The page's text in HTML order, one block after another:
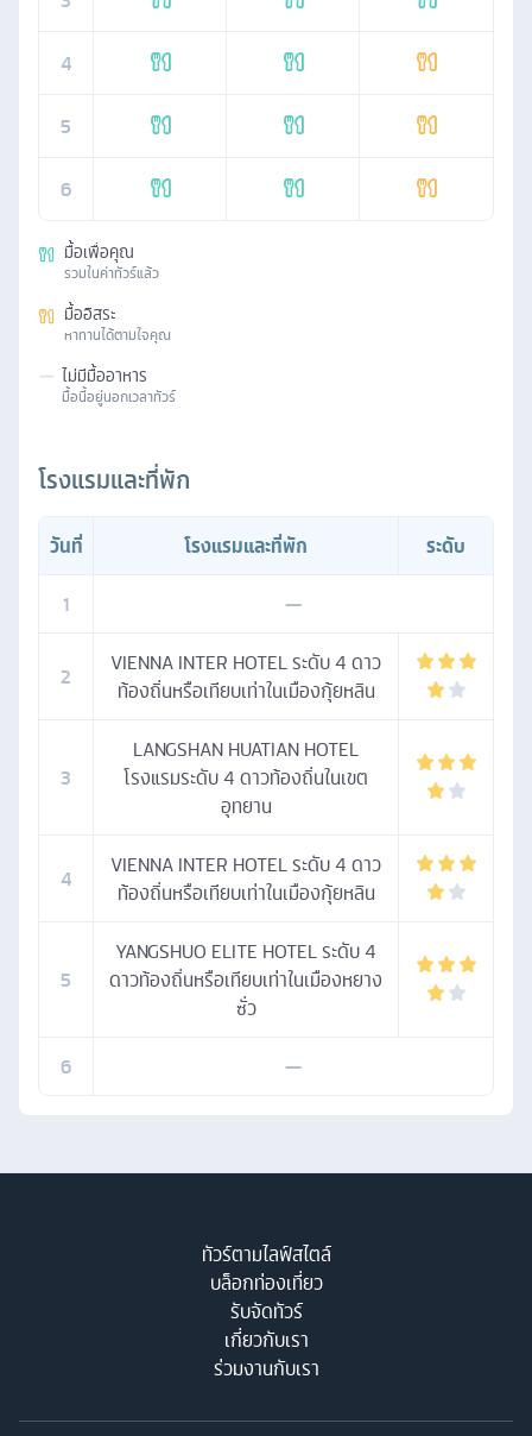
4
5
6
มื้อเพื่อคุณ
รวมในค่าทัวร์แล้ว
มื้ออิสระ
หาทานได้ตามใจคุณ
— ไม่มีมื้ออาหาร
มื้อนี้อยู่นอกเวลาทัวร์
โรงแรมและที่พัก
วันที่ โรงแรมและที่พัก
ระดับ
1
—
2
VIENNA INTER HOTEL ระดับ 4 ดาว
ท้องถิ่นหรือเทียบเท่าในเมืองกุ้ยหลิน
3
LANGSHAN HUATIAN HOTEL
โรงแรมระดับ 4 ดาวท้องถิ่นในเขต
อุทยาน
4
VIENNA INTER HOTEL ระดับ 4 ดาว
ท้องถิ่นหรือเทียบเท่าในเมืองกุ้ยหลิน
5
YANGSHUO ELITE HOTEL ระดับ 4
ดาวท้องถิ่นหรือเทียบเท่าในเมืองหยาง
ซั่ว
6
—
ทัวร์ตามไลฟ์สไตล์
บล็อกท่องเที่ยว
รับจัดทัวร์
เกี่ยวกับเรา
ร่วมงานกับเรา